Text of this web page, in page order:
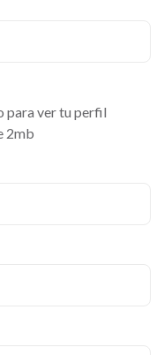
para ver tu perfil
2mb